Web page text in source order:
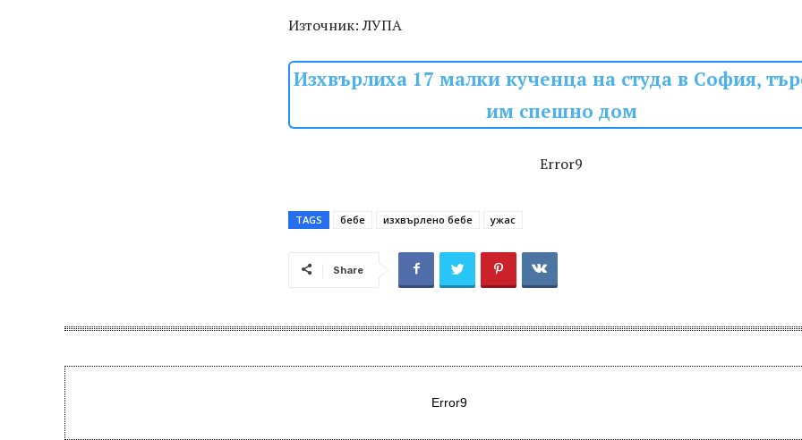
Източник: ЛУПА
Изхвърлиха 17 малки кученца на студа в София,
им спешно дом
Error9
TAGS бебе изхвърлено бебе ужас
Share
Error9